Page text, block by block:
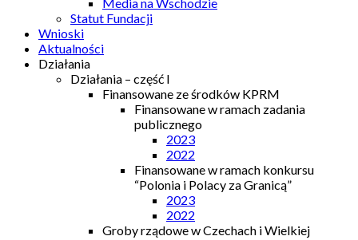
Statut Fundacji
Wnioski
Aktualności
Działania
Działania – część I
Finansowane ze środków KPRM
Finansowane w ramach zadania
publicznego
2023
2022
Finansowane w ramach konkursu
“Polonia i Polacy za Granicą”
2023
2022
Groby rządowe w Czechach i Wielkiej